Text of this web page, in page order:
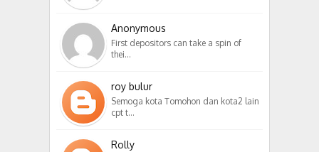
Anonymous
First depositors can take a spin of
thei…
roy bulur
Semoga kota Tomohon dan kota2 lain
cpt t…
Rolly